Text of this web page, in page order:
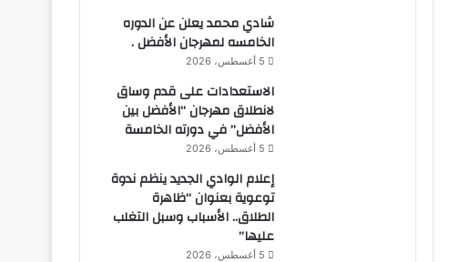
شادي محمد يعلن عن الدوره
الخامسه لمهرجان الأفضل .
5 أغسطس، 2026
الاستعدادات على قدم وساق
لانطلاق مهرجان “الأفضل بين
الأفضل” في دورته الخامسة
5 أغسطس، 2026
إعلام الوادي الجديد ينظم ندوة
توعوية بعنوان “ظاهرة
الطلاق.. الأسباب وسبل التغلب
عليها”
5 أغسطس، 2026